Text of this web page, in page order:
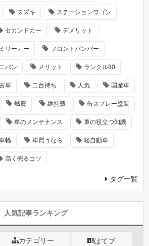
スズキ ステーションワゴン
セカンドカー デメリット
リーカー フロントバンパー
バン メリット ランクル80
車 二台持ち 人気 国産車
燃費 維持費 缶スプレー塗装
車のメンテナンス 車の役立つ知識
幅 車買うなら 軽自動車
高く売るコツ
タグ一覧
人気記事ランキング
カテゴリー はてブ